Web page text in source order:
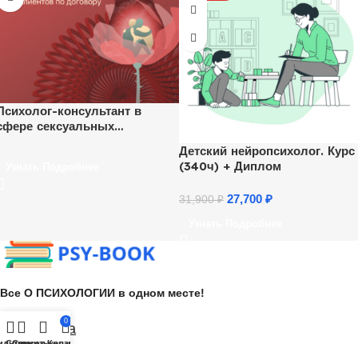
консультант в
сексуальных
Детский нейропсихолог. Курс
(340ч) + Диплом
31,900₽ 27,700 ₽
Все О ПСИХОЛОГИИ в одном месте!
Поддержка
0